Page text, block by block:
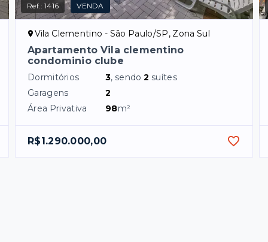
Ref.:1416 VENDA
Vila Clementino - São Paulo/SP, Zona Sul
Apartamento Vila clementino
condominio clube
Dormitórios 3, sendo2 suítes
Garagens
2
Área Privativa
98m²
R$1.290.000,00